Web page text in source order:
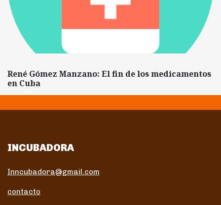
René Gómez Manzano: El fin de los medicamentos
en Cuba
INCUBADORA
Inncubadora@gmail.com
contacto